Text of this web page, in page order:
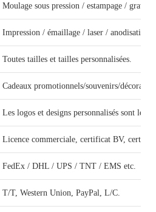
Moulage sous pression / estampage /
Impression / émaillage / laser / anodisation
Toutes tailles et tailles personnalisées.
Cadeaux promotionnels/souvenirs/
Les logos et designs personnalisés sont les
Licence commerciale, certificat BV,
FedEx / DHL / UPS / TNT / EMS etc.
T/T, Western Union, PayPal, L/C.